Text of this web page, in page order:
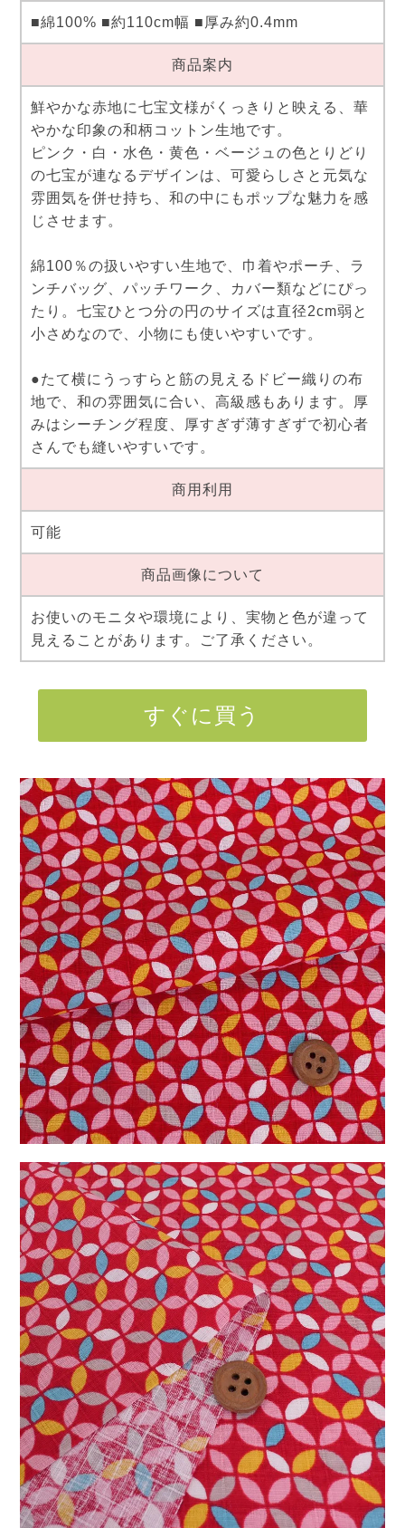
■綿100% ■約110cm幅 ■厚み約0.4mm
商品案内
鮮やかな赤地に七宝文様がくっきりと映える、華
やかな印象の和柄コットン生地です。
ピンク・白・水色・黄色・ベージュの色とりどり
の七宝が連なるデザインは、可愛らしさと元気な
雰囲気を併せ持ち、和の中にもポップな魅力を感
じさせます。
綿100％の扱いやすい生地で、巾着やポーチ、ラ
ンチバッグ、パッチワーク、カバー類などにぴっ
たり。七宝ひとつ分の円のサイズは直径2cm弱と
小さめなので、小物にも使いやすいです。
●たて横にうっすらと筋の見えるドビー織りの布
地で、和の雰囲気に合い、高級感もあります。厚
みはシーチング程度、厚すぎず薄すぎずで初心者
さんでも縫いやすいです。
商用利用
可能
商品画像について
お使いのモニタや環境により、実物と色が違って
見えることがあります。ご了承ください。
すぐに買う